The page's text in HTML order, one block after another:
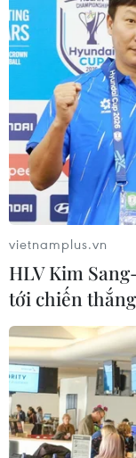
vietnamplus.vn
HLV Kim
tới chiến